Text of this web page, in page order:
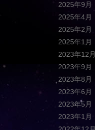
2025年9月
2025年4月
2025年2月
2025年1月
2023年12月
2023年9月
2023年8月
2023年6月
2023年5月
2023年1月